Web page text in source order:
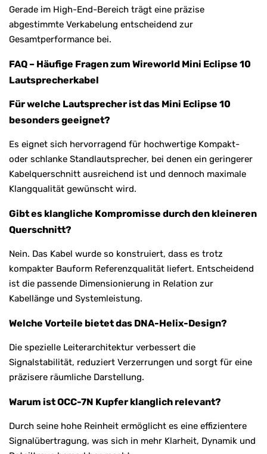
Gerade im High-End-Bereich trägt eine präzise
abgestimmte Verkabelung entscheidend zur
Gesamtperformance bei.
FAQ – Häufige Fragen zum Wireworld Mini Eclipse 10
Lautsprecherkabel
Für welche Lautsprecher ist das Mini Eclipse 10
besonders geeignet?
Es eignet sich hervorragend für hochwertige Kompakt-
oder schlanke Standlautsprecher, bei denen ein geringerer
Kabelquerschnitt ausreichend ist und dennoch maximale
Klangqualität gewünscht wird.
Gibt es klangliche Kompromisse durch den kleineren
Querschnitt?
Nein. Das Kabel wurde so konstruiert, dass es trotz
kompakter Bauform Referenzqualität liefert. Entscheidend
ist die passende Dimensionierung in Relation zur
Kabellänge und Systemleistung.
Welche Vorteile bietet das DNA-Helix-Design?
Die spezielle Leiterarchitektur verbessert die
Signalstabilität, reduziert Verzerrungen und sorgt für eine
präzisere räumliche Darstellung.
Warum ist OCC-7N Kupfer klanglich relevant?
Durch seine hohe Reinheit ermöglicht es eine effizientere
Signalübertragung, was sich in mehr Klarheit, Dynamik und